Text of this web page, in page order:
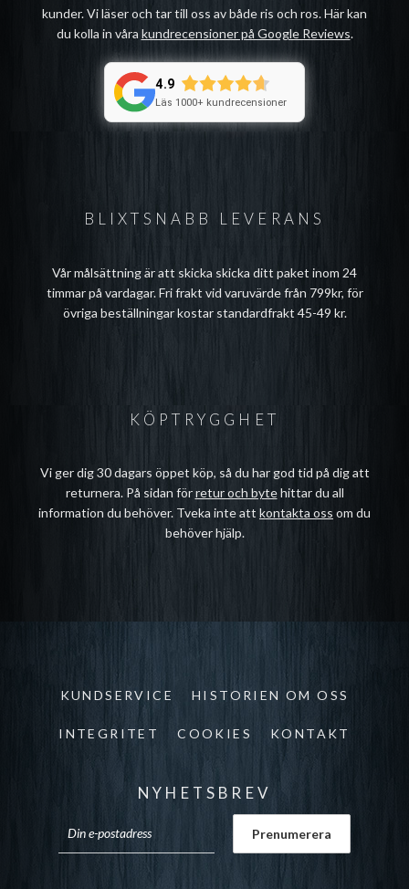
BLIXTSNABB LEVERANS
Vår målsättning är att skicka skicka ditt paket inom 24
timmar på vardagar. Fri frakt vid varuvärde från 799kr, för
övriga beställningar kostar standardfrakt 45-49 kr.
kunder. Vi läser och tar till oss av både ris och ros. Här kan
du kolla in våra kundrecensioner på Google Reviews.
4.9
Läs 1000+ kundrecensioner
KÖPTRYGGHET
Vi ger dig 30 dagars öppet köp, så du har god tid på dig att
returnera. På sidan förretur och bytehittar du all
information du behöver. Tveka inte att kontakta oss om du
behöver hjälp.
KUNDSERVICE HISTORIEN OM OSS
INTEGRITET COOKIES KONTAKT
NYHETSBREV